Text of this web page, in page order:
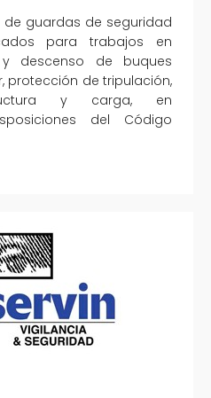
de guardas de seguridad
para trabajos en
descenso de buques
protección de tripulación,
y carga, en
del Código